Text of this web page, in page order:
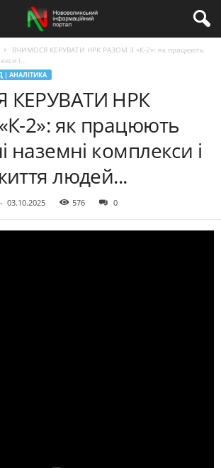
ВЧИМОСЯ КЕРУВАТИ НРК РАЗОМ З «К-2»: як працюють
і...
| АНАЛІТИКА
НРК
2»: як працюють
наземні комплекси і
людей...
- 03.10.2025 576 0